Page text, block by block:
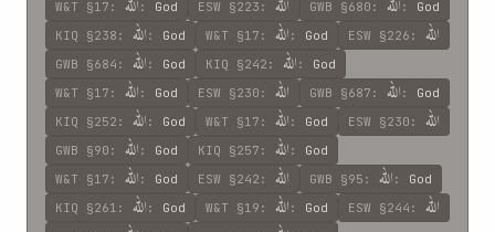
W&T §17 : : God ESW §223 : GWB §680 : : God
KIQ §238 : اللّه : God W&T §17 : اللّه : God ESW §226 : اللّه
GWB §684 : اللّه : God KIQ §242 : اللّه : God
W&T §17 : اللّه : God ESW §230 : اللّه GWB §687 : اللّه : God
KIQ §252 : اللّه : God W&T §17 : اللّه : God ESW §230 : اللّه
GWB §90 : اللّه : God KIQ §257 : اللّه : God
W&T §17 : اللّه : God ESW §242 : اللّه GWB §95 : اللّه : God
KIQ §261 : اللّه : God W&T §19 : اللّه : God ESW §244 : اللّه